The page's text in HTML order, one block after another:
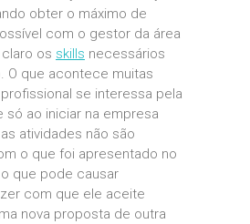
obter o máximo de
com o gestor da área
os skills necessários
O que acontece muitas
se interessa pela
só ao iniciar na empresa
atividades não são
o que foi apresentado no
o que pode causar
com que ele aceite
nova proposta de outra